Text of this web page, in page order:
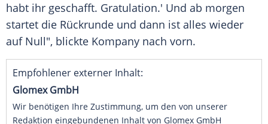
habt ihr geschafft. Gratulation.' Und ab morgen
startet die Rückrunde und dann ist alles wieder
auf Null", blickte Kompany nach vorn.
Empfohlener externer Inhalt:
Glomex GmbH
Wir benötigen Ihre Zustimmung, um den von unserer
Redaktion eingebundenen Inhalt von Glomex GmbH